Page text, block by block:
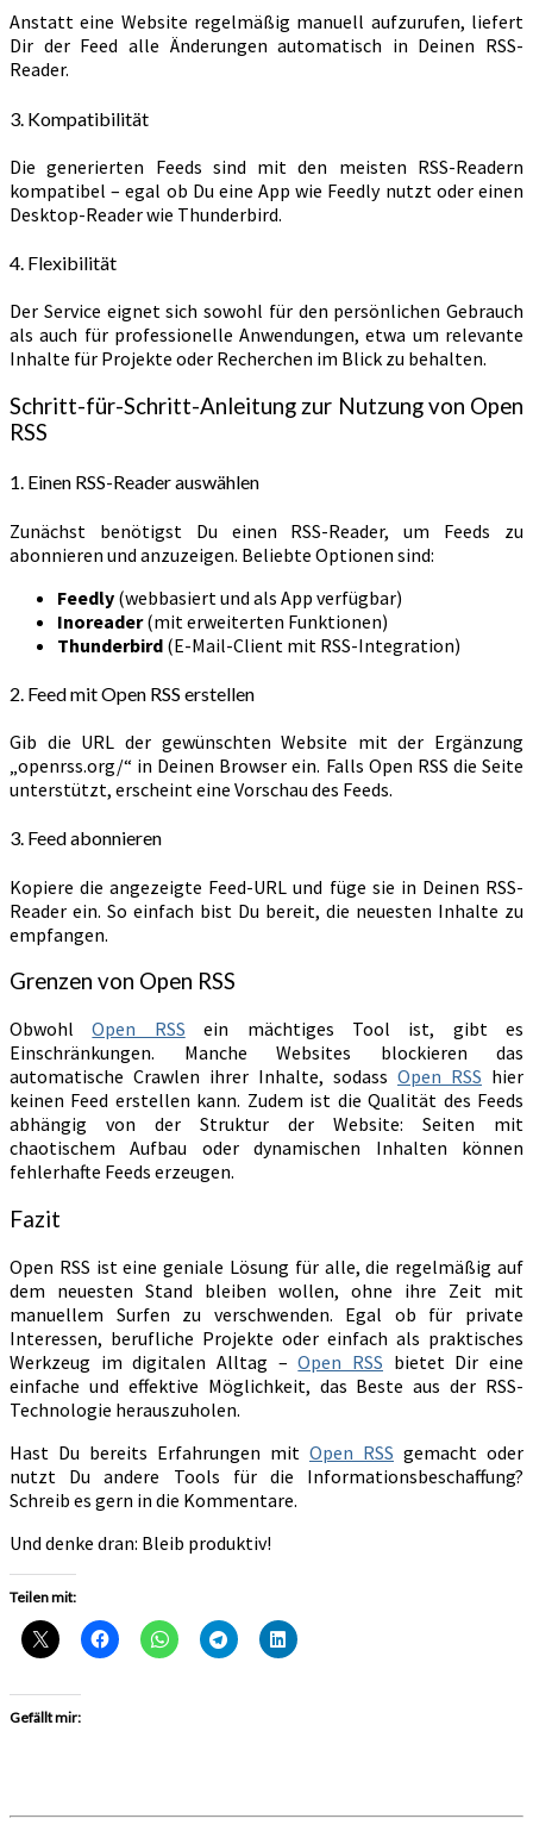
Anstatt eine Website regelmäßig manuell aufzurufen, liefert
Dir der Feed alle Änderungen automatisch in Deinen RSS-
Reader.
3. Kompatibilität
Die generierten Feeds sind mit den meisten RSS-Readern
kompatibel – egal ob Du eine App wie Feedly nutzt oder einen
Desktop-Reader wie Thunderbird.
4. Flexibilität
Der Service eignet sich sowohl für den persönlichen Gebrauch
als auch für professionelle Anwendungen, etwa um relevante
Inhalte für Projekte oder Recherchen im Blick zu behalten.
Schritt-für-Schritt-Anleitung zur Nutzung von Open
RSS
1. Einen RSS-Reader auswählen
Zunächst benötigst Du einen RSS-Reader, um Feeds zu
abonnieren und anzuzeigen. Beliebte Optionen sind:
Feedly (webbasiert und als App verfügbar)
Inoreader(mit erweiterten Funktionen)
Thunderbird (E-Mail-Client mit RSS-Integration)
2. Feed mit Open RSS erstellen
Gib die URL der gewünschten Website mit der Ergänzung
„openrss.org/“ in Deinen Browser ein. Falls Open RSS die Seite
unterstützt, erscheint eine Vorschau des Feeds.
3. Feed abonnieren
Kopiere die angezeigte Feed-URL und füge sie in Deinen RSS-
Reader ein. So einfach bist Du bereit, die neuesten Inhalte zu
empfangen.
Grenzen von Open RSS
ObwohlOpen RSS ein mächtiges Tool ist, gibt es
Einschränkungen. Manche Websites blockieren das
automatische Crawlen ihrer Inhalte, sodass Open RSS hier
keinen Feed erstellen kann. Zudem ist die Qualität des Feeds
abhängig von der Struktur der Website: Seiten mit
chaotischem Aufbau oder dynamischen Inhalten können
fehlerhafte Feeds erzeugen.
Fazit
Open RSS ist eine geniale Lösung für alle, die regelmäßig auf
dem neuesten Stand bleiben wollen, ohne ihre Zeit mit
manuellem Surfen zu verschwenden. Egal ob für private
Interessen, berufliche Projekte oder einfach als praktisches
Werkzeug im digitalen Alltag –Open RSS bietet Dir eine
einfache und effektive Möglichkeit, das Beste aus der RSS-
Technologie herauszuholen.
Hast Du bereits Erfahrungen mit Open RSS gemacht oder
nutzt Du andere Tools für die Informationsbeschaffung?
Schreib es gern in die Kommentare.
Und denke dran: Bleib produktiv!
Teilen mit:
Gefällt mir: